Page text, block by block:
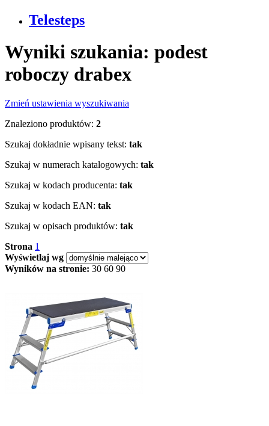
Telesteps
Wyniki szukania: podest
roboczy drabex
Zmień ustawienia wyszukiwania
Znaleziono produktów: 2
Szukaj dokładnie wpisany tekst: tak
Szukaj w numerach katalogowych: tak
Szukaj w kodach producenta: tak
Szukaj w kodach EAN: tak
Szukaj w opisach produktów: tak
Strona 1
Wyświetlaj wg
Wyników na stronie: 30 60 90